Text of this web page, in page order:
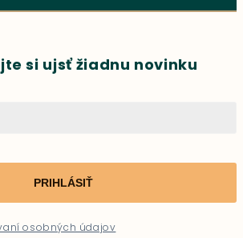
si ujsť žiadnu novinku
PRIHLÁSIŤ
osobných údajov